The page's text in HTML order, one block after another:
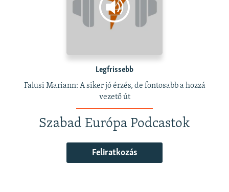
Legfrissebb
Falusi Mariann: A siker jó érzés, de fontosabb a hozzá
vezető út
Szabad Európa Podcastok
Feliratkozás